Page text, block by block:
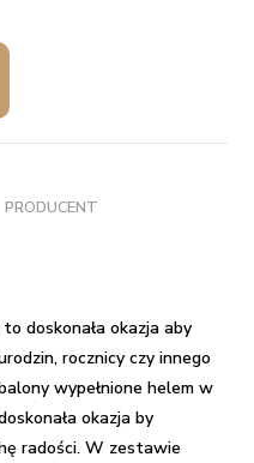
PRODUCENT
to doskonała okazja aby
rocznicy czy innego
wypełnione helem w
okazja by
radości. W zestawie